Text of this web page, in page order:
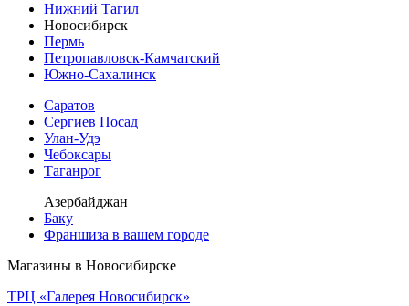
Нижний Тагил
Новосибирск
Пермь
Петропавловск-Камчатский
Южно-Сахалинск
Саратов
Сергиев Посад
Улан-Удэ
Чебоксары
Таганрог
Азербайджан
Баку
Франшиза в вашем городе
Магазины в Новосибирске
ТРЦ «Галерея Новосибирск»